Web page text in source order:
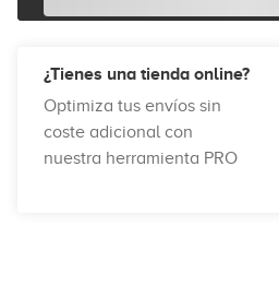
¿Tienes una tienda online?
Optimiza tus envíos sin
coste adicional con
nuestra herramienta PRO